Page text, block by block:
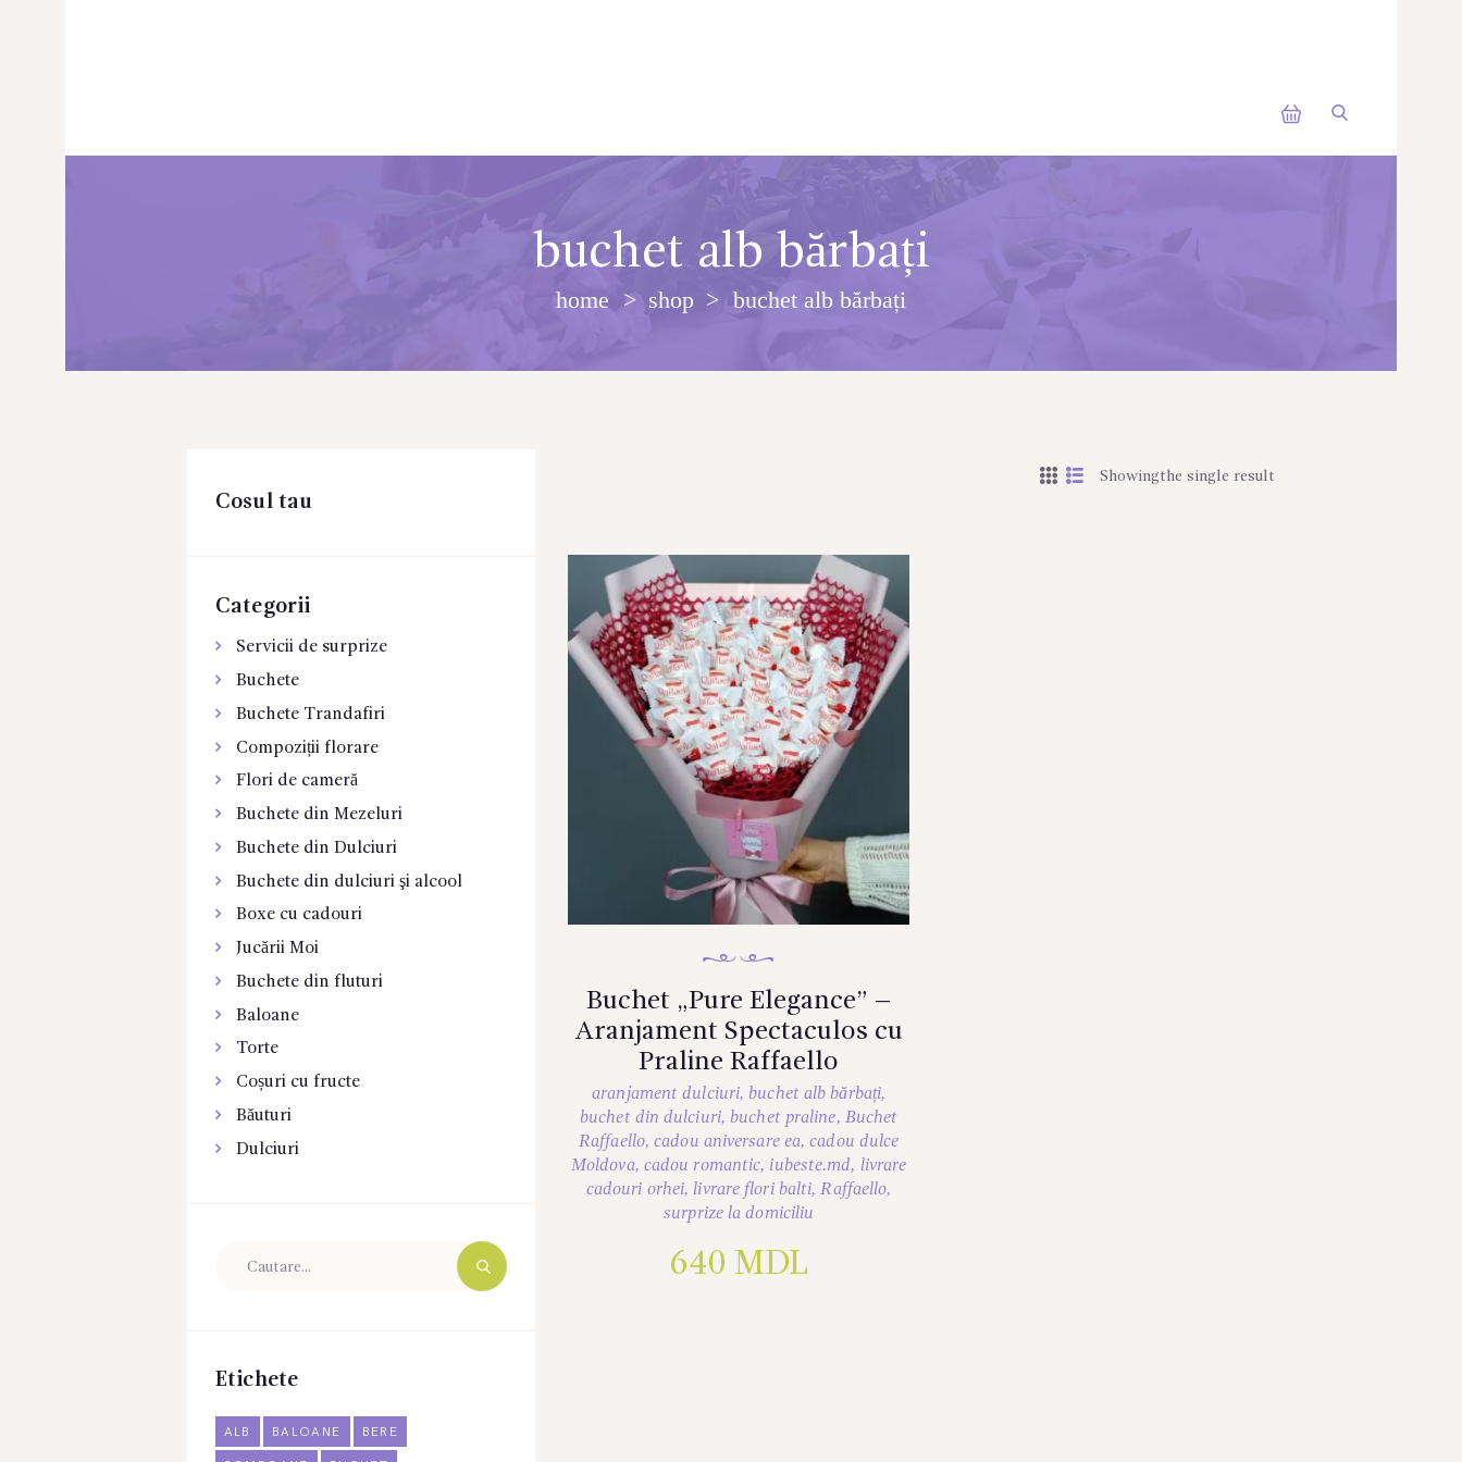
buchet alb bărbați
home shop buchet alb bărbați
Showingthe single result
Buchet „Pure Elegance” –
Aranjament Spectaculos cu
Praline Raffaello
aranjament dulciuri, buchet alb bărbați,
buchet din dulciuri, buchet praline, Buchet
Raffaello,cadou aniversare ea,cadou dulce
Moldova, cadou romantic, iubeste.md, livrare
cadouri orhei, livrare flori balti,Raffaello,
surprize la domiciliu
640 MDL
Cosul tau
Categorii
Servicii de surprize
Buchete
Buchete Trandafiri
Compoziții florare
Flori de cameră
Buchete din Mezeluri
Buchete din Dulciuri
Buchete din dulciuri şi alcool
Boxe cu cadouri
Jucării Moi
Buchete din fluturi
Baloane
Torte
Coșuri cu fructe
Băuturi
Dulciuri
Etichete
ALB BALOANE BERE